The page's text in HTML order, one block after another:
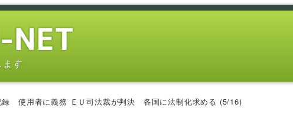
す
録 使用者に義務 ＥＵ司法裁が判決 各国に法制化求める (5/16)